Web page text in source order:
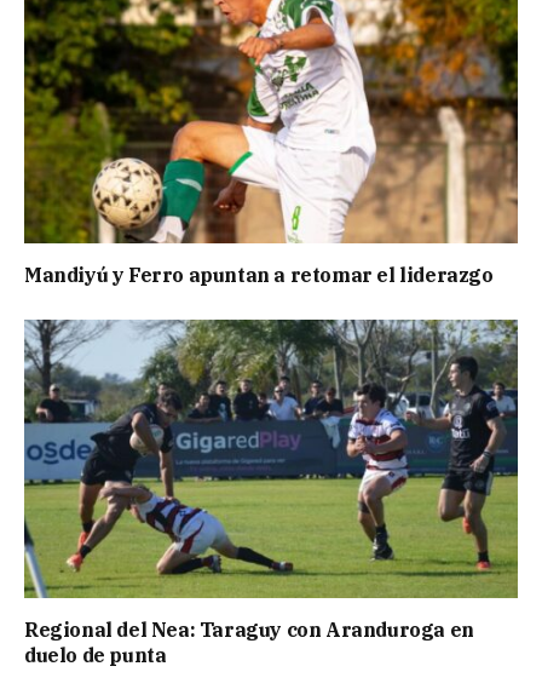
Mandiyú y Ferro apuntan a retomar el liderazgo
Regional del Nea: Taraguy con Aranduroga en
duelo de punta